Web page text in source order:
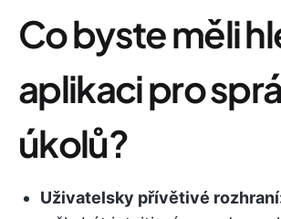
Co byste měli
aplikaci pro
úkolů?
Uživatelsky přívětivé